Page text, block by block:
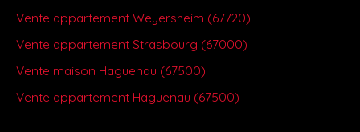
Vente appartement Weyersheim (67720)
Vente appartement Strasbourg (67000)
Vente maison Haguenau (67500)
Vente appartement Haguenau (67500)